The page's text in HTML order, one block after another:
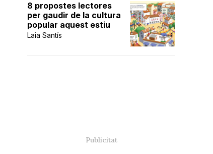
8 propostes lectores
per gaudir de la cultura
popular aquest estiu
Laia Santís